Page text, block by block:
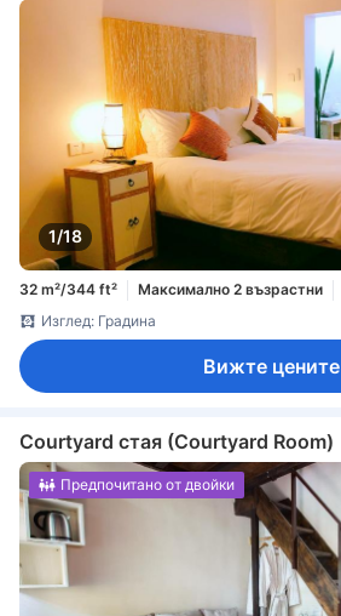
1/18
32 m²/344 ft² Максимално 2 възрастни
Изглед: Градина
Вижте цените
Courtyard стая (Courtyard Room)
Предпочитано от двойки